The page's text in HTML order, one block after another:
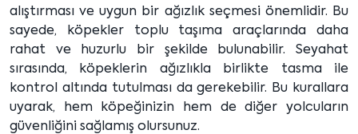
alıştırması ve uygun bir ağızlık seçmesi önemlidir. Bu
sayede, köpekler toplu taşıma araçlarında daha
rahat ve huzurlu bir şekilde bulunabilir. Seyahat
sırasında, köpeklerin ağızlıkla birlikte tasma ile
kontrol altında tutulması da gerekebilir. Bu kurallara
uyarak, hem köpeğinizin hem de diğer yolcuların
güvenliğini sağlamış olursunuz.